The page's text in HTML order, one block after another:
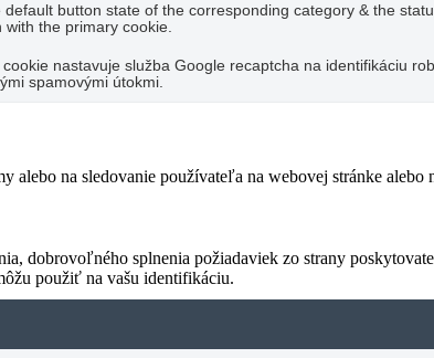
default button state of the corresponding category & the
with the primary cookie.
cookie nastavuje služba Google recaptcha na identifikáciu
spamovými útokmi.
na sledovanie používateľa na webovej stránke alebo
dobrovoľného splnenia požiadaviek zo strany
použiť na vašu identifikáciu.